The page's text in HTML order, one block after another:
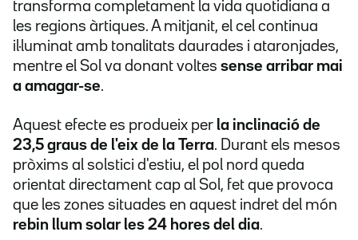
transforma completament la vida quotidiana a
les regions àrtiques. A mitjanit, el cel continua
il·luminat amb tonalitats daurades i ataronjades,
mentre el Sol va donant voltes sense arribar mai
a amagar-se.
Aquest efecte es produeix per la inclinació de
23,5 graus de l'eix de la Terra. Durant els mesos
pròxims al solstici d'estiu, el pol nord queda
orientat directament cap al Sol, fet que provoca
que les zones situades en aquest indret del món
rebin llum solar les 24 hores del dia.